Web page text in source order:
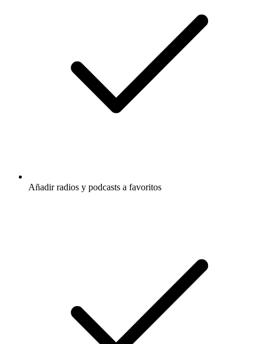
Añadir radios y podcasts a favoritos